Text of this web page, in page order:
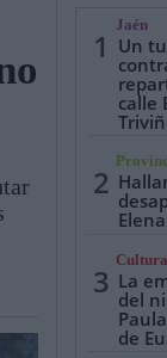
Jaén, Pueblo
1
Jaén
Un
calle
2
Elena
3
Cultura
La
del
de